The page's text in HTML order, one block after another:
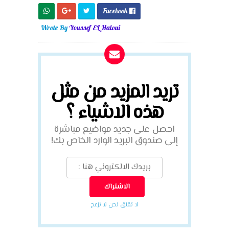

Wrote ByYoussef EL Haloui
تريد المزيد من مثل
هذه الاشياء ؟
احصل على جديد مواضيع مباشرة
إلى صندوق البريد الوارد الخاص بك!
لا تقلق نحن لا نزعج